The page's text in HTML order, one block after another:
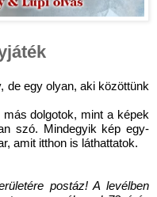
de egy olyan, aki közöttünk
dolgotok, mint a képek
szó. Mindegyik kép egy-
amit itthon is láthattatok.
postáz! A levélben